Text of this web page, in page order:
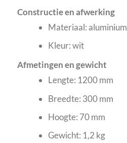
Constructie en afwerking
Materiaal: aluminium
Kleur: wit
Afmetingen en gewicht
Lengte: 1200 mm
Breedte: 300 mm
Hoogte: 70 mm
Gewicht: 1,2 kg